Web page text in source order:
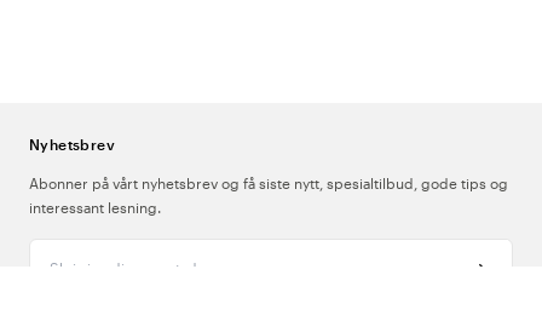
Nyhetsbrev
Abonner på vårt nyhetsbrev og få siste nytt, spesialtilbud, gode tips og
interessant lesning.